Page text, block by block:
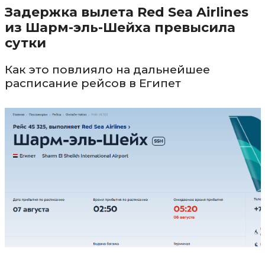
Задержка вылета Red Sea Airlines
из Шарм-эль-Шейха превысила
сутки
Как это повлияло на дальнейшее
расписание рейсов в Египет